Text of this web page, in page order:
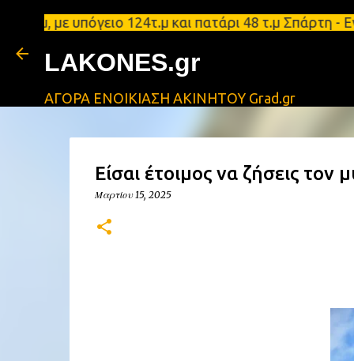
υπόγειο 124τ.μ και πατάρι 48 τ.μ Σπάρτη
LAKONES.gr
ΑΓΟΡΑ ΕΝΟΙΚΙΑΣΗ ΑΚΙΝΗΤΟΥ Grad.gr
Είσαι έτοιμος να ζήσεις τον
Μαρτίου 15, 2025